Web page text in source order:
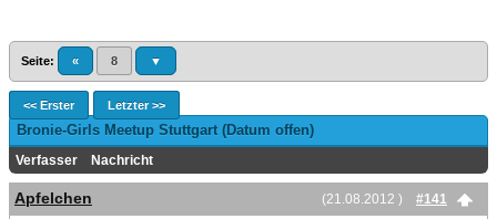
Seite: « 8 ▼
<< Erster Letzter >>
Bronie-Girls Meetup Stuttgart (Datum offen)
Verfasser Nachricht
(21.08.2012 ) #141
Apfelchen